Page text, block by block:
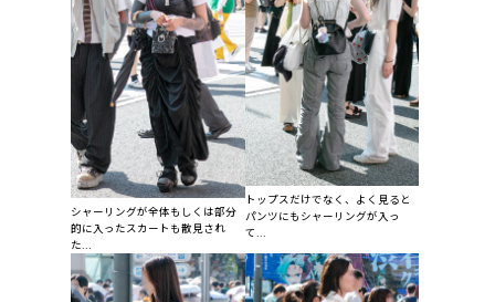
シャーリングが全体もしくは部分
的に入ったスカートも散見され
た...
トップスだけでなく、よく見ると
パンツにもシャーリングが入っ
て...